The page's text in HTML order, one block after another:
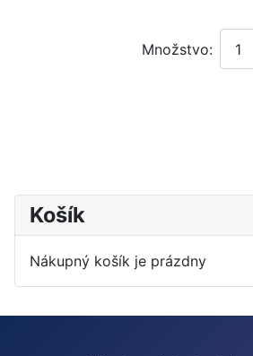
Množstvo:
Košík
Nákupný košík je prázdny